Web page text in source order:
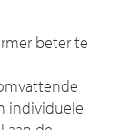
beter te
individuele